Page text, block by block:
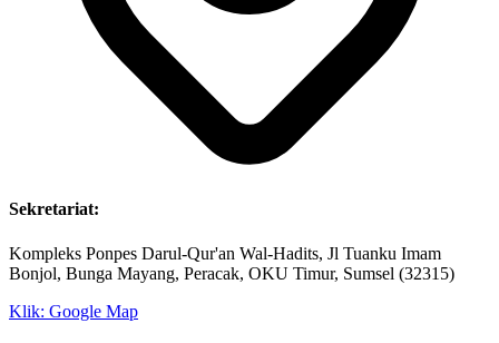
Sekretariat:
Kompleks Ponpes Darul-Qur'an Wal-Hadits, Jl Tuanku Imam
Bonjol, Bunga Mayang, Peracak, OKU Timur, Sumsel (32315)
Klik: Google Map